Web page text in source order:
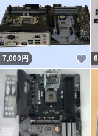
7,000円